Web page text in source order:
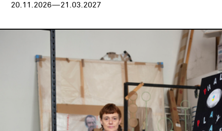
20.11.2026—21.03.2027